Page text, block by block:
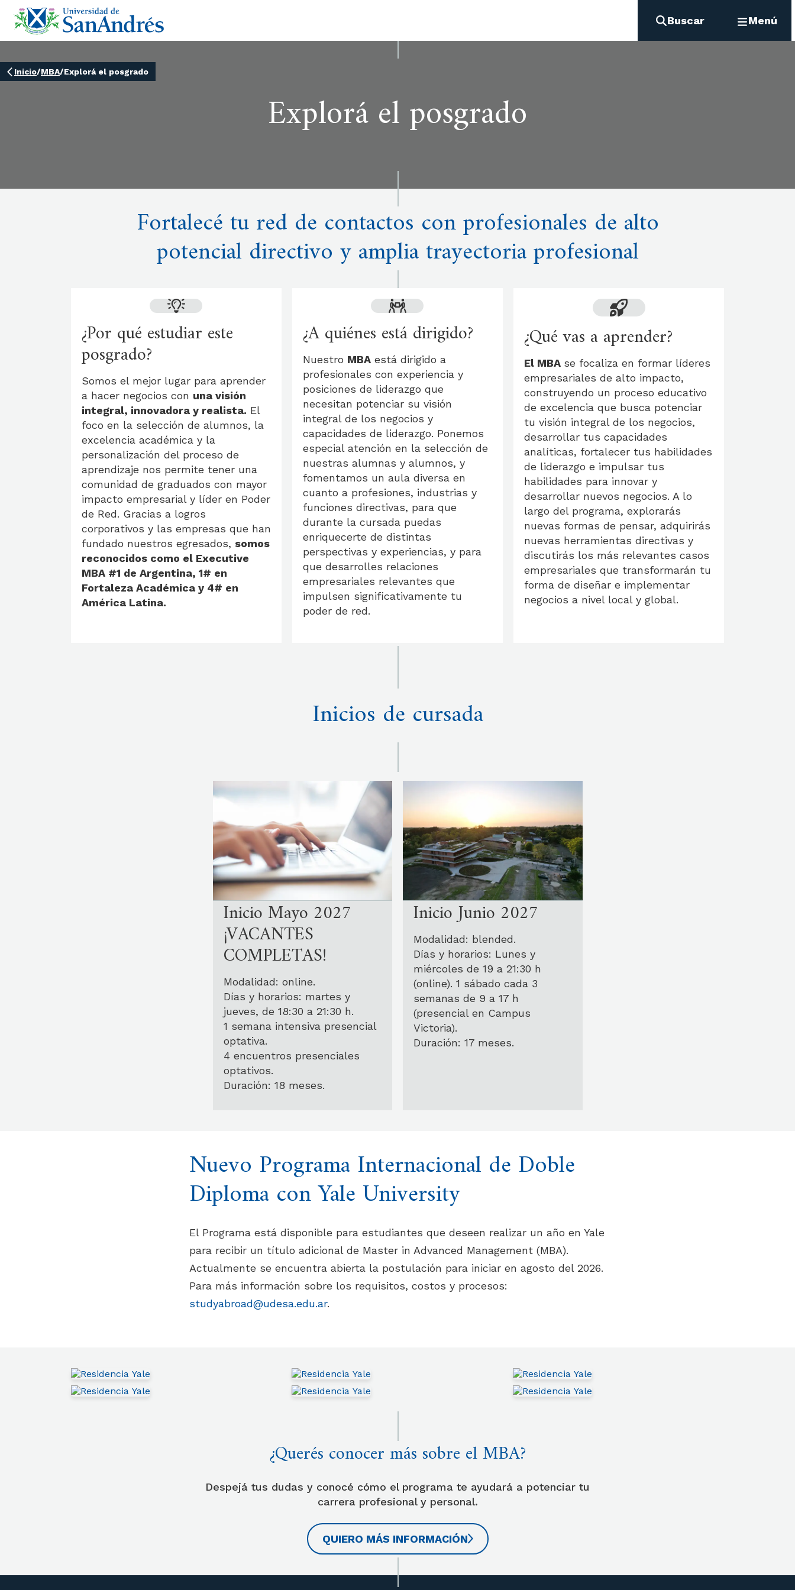
Buscar Menú
Inicio/MBA/Explorá el posgrado
Explorá el posgrado
Fortalecé tu red de contactos con profesionales de alto
potencial directivo y amplia trayectoria profesional
¿Por qué estudiar este
posgrado?
Somos el mejor lugar para aprender
a hacer negocios con una visión
integral, innovadora y realista. El
foco en la selección de alumnos, la
excelencia académica y la
personalización del proceso de
aprendizaje nos permite tener una
comunidad de graduados con mayor
impacto empresarial y líder en Poder
de Red. Gracias a logros
corporativos y las empresas que han
fundado nuestros egresados, somos
reconocidos como el Executive
MBA #1 de Argentina, 1# en
Fortaleza Académica y 4# en
América Latina.
¿A quiénes está dirigido?
Nuestro MBAestá dirigido a
profesionales con experiencia y
posiciones de liderazgo que
necesitan potenciar su visión
integral de los negocios y
capacidades de liderazgo. Ponemos
especial atención en la selección de
nuestras alumnas y alumnos, y
fomentamos un aula diversa en
cuanto a profesiones, industrias y
funciones directivas, para que
durante la cursada puedas
enriquecerte de distintas
perspectivas y experiencias, y para
que desarrolles relaciones
empresariales relevantes que
impulsen significativamente tu
poder de red.
¿Qué vas a aprender?
El MBA se focaliza en formar líderes
empresariales de alto impacto,
construyendo un proceso educativo
de excelencia que busca potenciar
tu visión integral de los negocios,
desarrollar tus capacidades
analíticas, fortalecer tus habilidades
de liderazgo e impulsar tus
habilidades para innovar y
desarrollar nuevos negocios. A lo
largo del programa, explorarás
nuevas formas de pensar, adquirirás
nuevas herramientas directivas y
discutirás los más relevantes casos
empresariales que transformarán tu
forma de diseñar e implementar
negocios a nivel local y global.
Inicios de cursada
Inicio Mayo 2027
¡VACANTES
COMPLETAS!
Modalidad: online.
Días y horarios: martes y
jueves, de 18:30 a 21:30 h.
1 semana intensiva presencial
optativa.
4 encuentros presenciales
optativos.
Duración: 18 meses.
Inicio Junio 2027
Modalidad: blended.
Días y horarios: Lunes y
miércoles de 19 a 21:30 h
(online). 1 sábado cada 3
semanas de 9 a 17 h
(presencial en Campus
Victoria).
Duración: 17 meses.
Nuevo Programa Internacional de Doble
Diploma con Yale University
El Programa está disponible para estudiantes que deseen realizar un año en Yale
para recibir un título adicional de Master in Advanced Management (MBA).
Actualmente se encuentra abierta la postulación para iniciar en agosto del 2026.
Para más información sobre los requisitos, costos y procesos:
studyabroad@udesa.edu.ar.
¿Querés conocer más sobre el MBA?
Despejá tus dudas y conocé cómo el programa te ayudará a potenciar tu
carrera profesional y personal.
QUIERO MÁS INFORMACIÓN